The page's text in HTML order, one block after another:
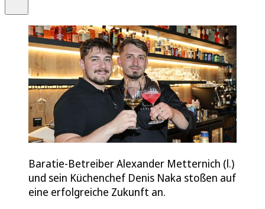
Baratie-Betreiber Alexander Metternich (l.)
und sein Küchenchef Denis Naka stoßen auf
eine erfolgreiche Zukunft an.